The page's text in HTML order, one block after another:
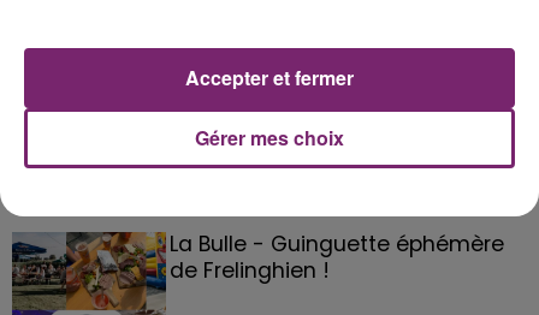
La Bulle - Guinguette éphémère
de Frelinghien !
Gérer mes choix
Accepter et fermer